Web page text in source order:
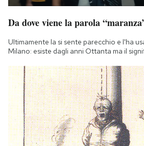
Da dove viene la parola
Ultimamente la si sente parecchio e l'ha
Milano: esiste dagli anni Ottanta ma il